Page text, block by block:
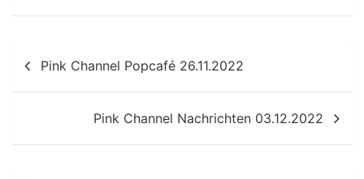
Beitragsnavigation
Pink Channel Popcafé 26.11.2022
Pink Channel Nachrichten 03.12.2022